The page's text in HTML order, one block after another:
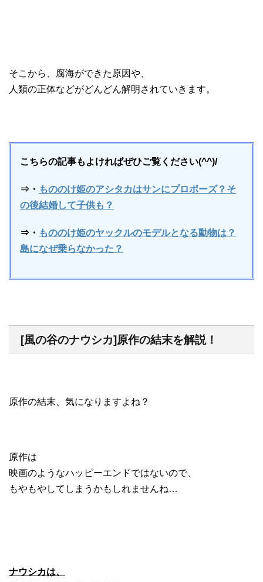
そこから、腐海ができた原因や、
人類の正体などがどんどん解明されていきます。
こちらの記事もよければぜひご覧ください(^^)/
⇒・ もののけ姫のアシタカはサンにプロポーズ？そ
の後結婚して子供も？
⇒・ もののけ姫のヤックルのモデルとなる動物は？
島になぜ乗らなかった？
[風の谷のナウシカ]原作の結末を解説！
原作の結末、気になりますよね？
原作は
映画のようなハッピーエンドではないので、
もやもやしてしまうかもしれませんね…
ナウシカは、